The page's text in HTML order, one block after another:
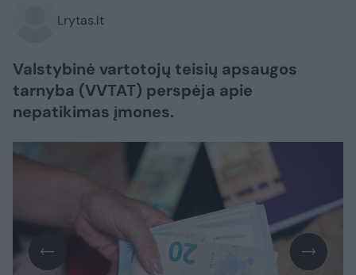
Lrytas.lt
Valstybinė vartotojų teisių apsaugos
tarnyba (VVTAT) perspėja apie
nepatikimas įmones.